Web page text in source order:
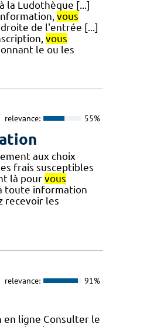
la Ludothèque [...]
vous
de l'entrée [...]
vous
le ou les
relevance: 55%
aux choix
frais susceptibles
là pour vous
toute information
recevoir les
relevance: 91%
en ligne Consulter le